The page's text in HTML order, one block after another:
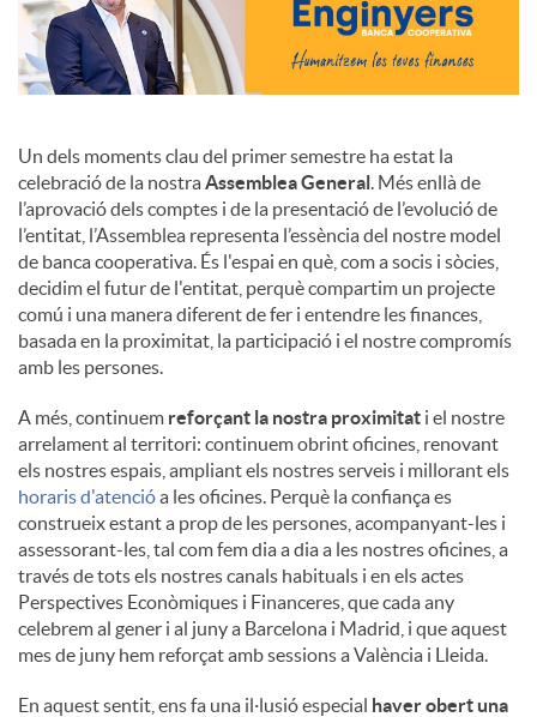
Un dels moments clau del primer semestre ha estat la
celebració de la nostra Assemblea General . Més enllà de
l’aprovació dels comptes i de la presentació de l’evolució de
l’entitat, l’Assemblea representa l’essència del nostre model
de banca cooperativa. És l'espai en què, com a socis i sòcies,
decidim el futur de l'entitat, perquè compartim un projecte
comú i una manera diferent de fer i entendre les finances,
basada en la proximitat, la participació i el nostre compromís
amb les persones.
A més, continuem reforçant la nostra proximitat i el nostre
arrelament al territori: continuem obrint oficines, renovant
els nostres espais, ampliant els nostres serveis i millorant els
horaris d'atencióa les oficines. Perquè la confiança es
construeix estant a prop de les persones, acompanyant-les i
assessorant-les, tal com fem dia a dia a les nostres oficines, a
través de tots els nostres canals habituals i en els actes
Perspectives Econòmiques i Financeres, que cada any
celebrem al gener i al juny a Barcelona i Madrid, i que aquest
mes de juny hem reforçat amb sessions a València i Lleida.
En aquest sentit, ens fa una il·lusió especial haver obert una